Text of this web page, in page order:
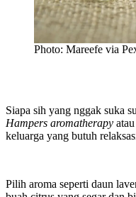
Photo: Mareefe via
Siapa sih yang nggak suka
Hampers aromatherapy atau
keluarga yang butuh
Pilih aroma seperti daun